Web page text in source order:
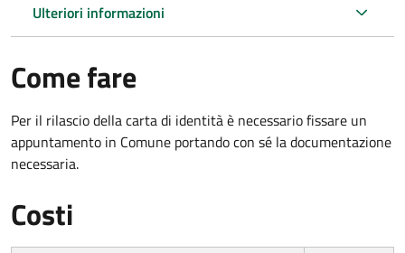
Ulteriori informazioni
Come fare
Per il rilascio della carta di identità è necessario fissare un
appuntamento in Comune portando con sé la documentazione
necessaria.
Costi